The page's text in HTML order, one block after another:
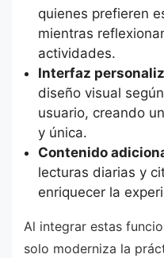
quienes prefieren
mientras
actividades.
Interfaz
diseño visual
usuario, creando
y única.
Contenido
lecturas diarias y
enriquecer la
Al integrar estas
solo moderniza la